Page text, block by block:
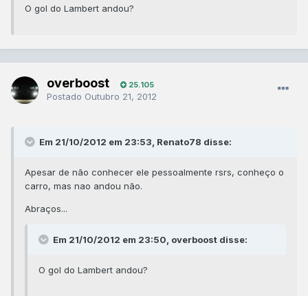
O gol do Lambert andou?
overboost 25.105
Postado Outubro 21, 2012
Em 21/10/2012 em 23:53, Renato78 disse:
Apesar de não conhecer ele pessoalmente rsrs, conheço o
carro, mas nao andou não.
Abraços...
Em 21/10/2012 em 23:50, overboost disse:
O gol do Lambert andou?